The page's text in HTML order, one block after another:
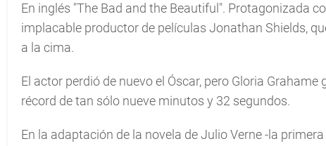
En inglés "The Bad and the Beautiful". Protagonizada
implacable productor de películas Jonathan Shields,
a la cima.
El actor perdió de nuevo el Óscar, pero Gloria
récord de tan sólo nueve minutos y 32 segundos.
En la adaptación de la novela de Julio Verne -la